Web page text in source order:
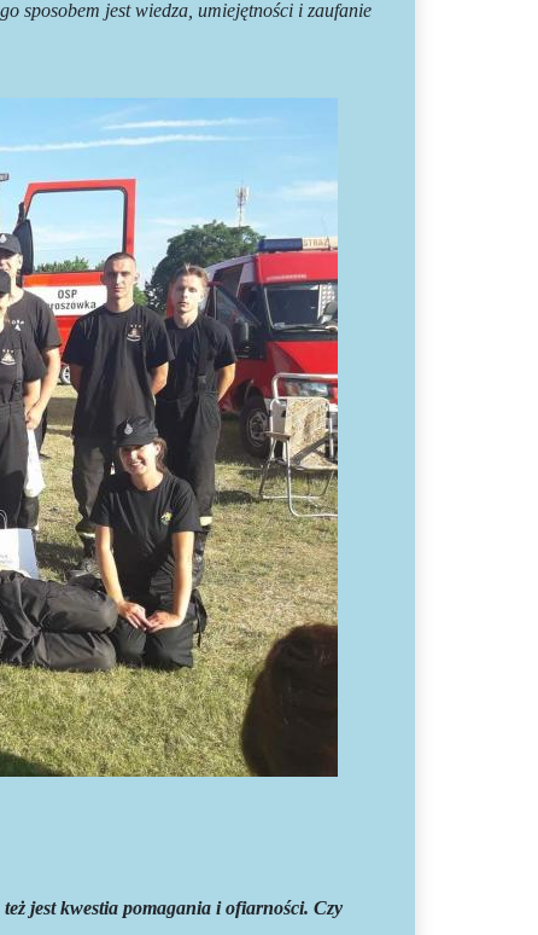
sposobem jest wiedza, umiejętności i zaufanie
jest kwestia pomagania i ofiarności. Czy